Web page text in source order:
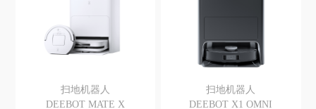
扫地机器人
DEEBOT MATE X
扫地机器人
DEEBOT X1 OMNI